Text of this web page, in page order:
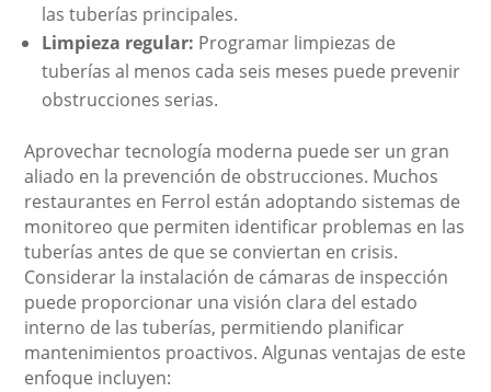
las tuberías principales.
Limpieza regular: Programar limpiezas de
tuberías al menos cada seis meses puede prevenir
obstrucciones serias.
Aprovechar tecnología moderna puede ser un gran
aliado en la prevención de obstrucciones. Muchos
restaurantes en Ferrol están adoptando sistemas de
monitoreo que permiten identificar problemas en las
tuberías antes de que se conviertan en crisis.
Considerar la instalación de cámaras de inspección
puede proporcionar una visión clara del estado
interno de las tuberías, permitiendo planificar
mantenimientos proactivos. Algunas ventajas de este
enfoque incluyen: